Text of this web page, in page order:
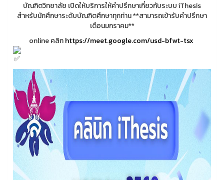
บัณฑิตวิทยาลัย เปิดให้บริการให้คำปรึกษาเกี่ยวกับระบบ iThesis
สำหรับนักศึกษาระดับบัณฑิตศึกษาทุกท่าน **สามารถเข้ารับคำปรึกษา
เดือนมกราคม**
online คลิกhttps://meet.google.com/usd-bfwt-tsx